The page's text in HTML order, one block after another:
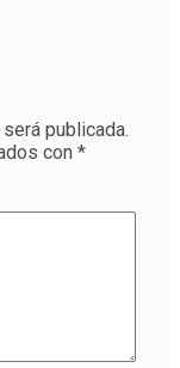
publicada.
con *